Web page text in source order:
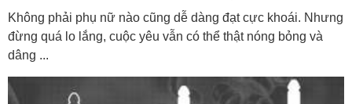
Không phải phụ nữ nào cũng dễ dàng đạt cực khoái. Nhưng
đừng quá lo lắng, cuộc yêu vẫn có thể thật nóng bỏng và
dâng ...